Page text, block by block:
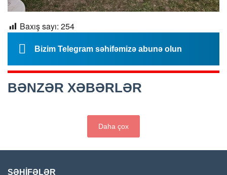
Baxış sayı: 254
Bizim Telegram səhifəmizə abunə olun
BƏNZƏR XƏBƏRLƏR
Daha çox
SƏHİFƏLƏR